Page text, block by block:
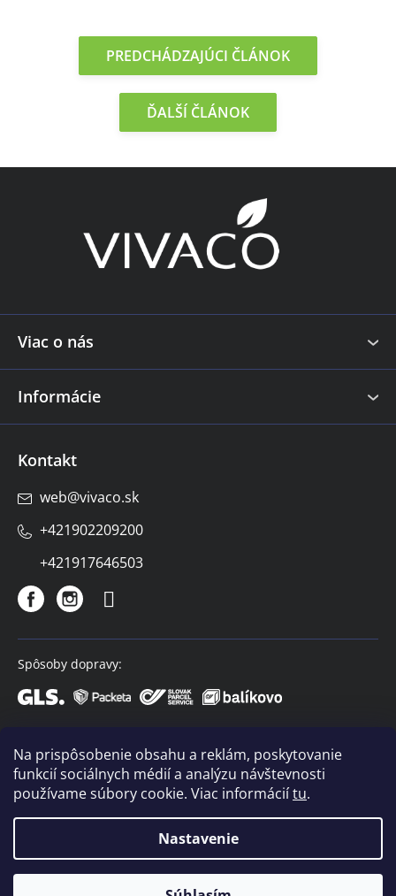
Na prispôsobenie obsahu a reklám, poskytovanie
funkcií sociálnych médií a analýzu návštevnosti
používame súbory cookie. Viac informáciítu.
Nastavenie
PREDCHÁDZAJÚCI ČLÁNOK
ĎALŠÍ ČLÁNOK
i
Viac o nás
Informácie
Kontakt
web@vivaco.sk
+421902209200
+421917646503
Spôsoby dopravy:
Spôsoby platby:
VIVACO. Všetky práva vyhradené.